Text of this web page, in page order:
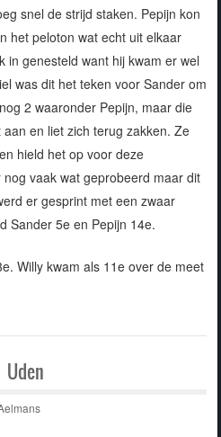
snel de strijd staken. Pepijn kon
het peloton wat echt uit elkaar
in genesteld want hij kwam er wel
was dit het teken voor Sander om
2 waaronder Pepijn, maar die
en liet zich terug zakken. Ze
hield het op voor deze
vaak wat geprobeerd maar dit
er gesprint met een zwaar
Sander 5e en Pepijn 14e.
Willy kwam als 11e over de meet